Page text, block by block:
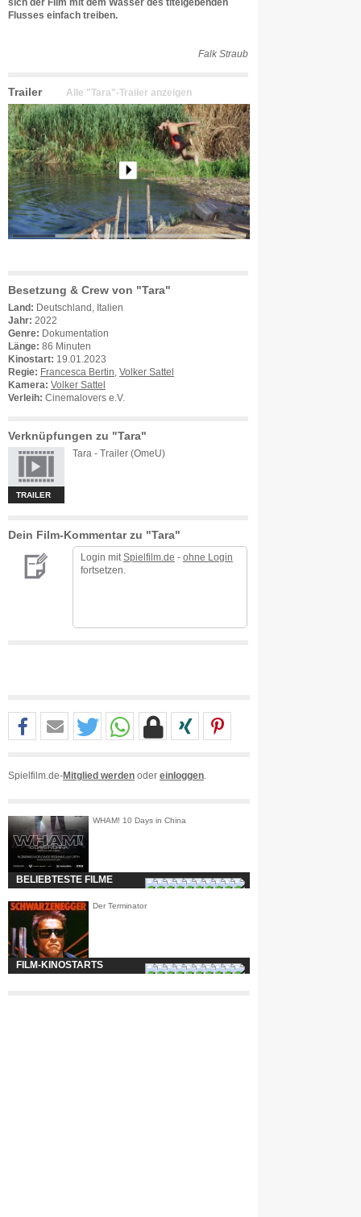
sich der Film mit dem Wasser des titelgebenden
Flusses einfach treiben.
Falk Straub
Trailer Alle "Tara"-Trailer anzeigen
Besetzung & Crew von "Tara"
Land: Deutschland, Italien
Jahr: 2022
Genre: Dokumentation
Länge: 86 Minuten
Kinostart: 19.01.2023
Regie: Francesca Bertin Volker Sattel
Kamera: Volker Sattel
Verleih: Cinemalovers e.V.
Verknüpfungen zu "Tara"
TRAILER
Tara - Trailer (OmeU)
Dein Film-Kommentar zu "Tara"
Login mit Spielfilm.de - ohne Login
fortsetzen.
Spielfilm.de-Mitglied werden oder einloggen
WHAM! 10 Days in China
BELIEBTESTE FILME
Der Terminator
FILM-KINOSTARTS